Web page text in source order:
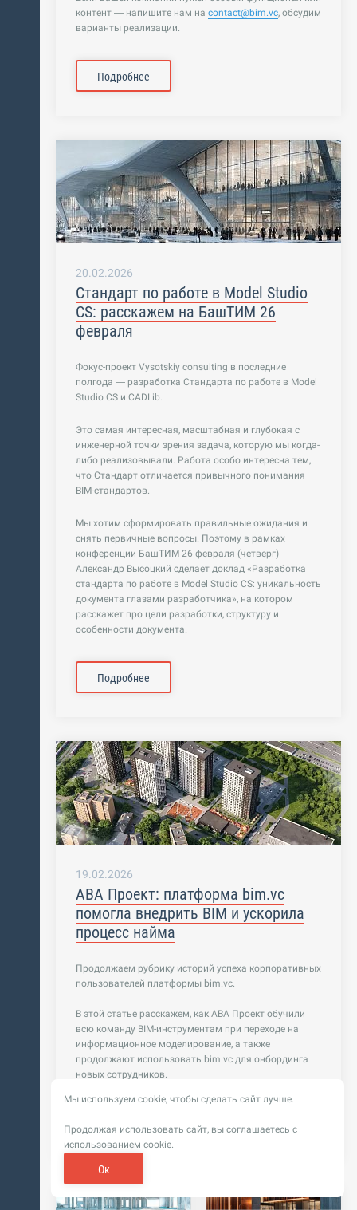
контент — напишите нам на contact@bim.vc, обсудим
варианты реализации.
Подробнее
20.02.2026
Стандарт по работе в Model Studio
CS: расскажем на БашТИМ 26
февраля
Фокус-проект Vysotskiy consulting в последние
полгода — разработка Стандарта по работе в Model
Studio CS и CADLib.
Это самая интересная, масштабная и глубокая с
инженерной точки зрения задача, которую мы когда-
либо реализовывали. Работа особо интересна тем,
что Стандарт отличается привычного понимания
BIM-стандартов.
Мы хотим сформировать правильные ожидания и
снять первичные вопросы. Поэтому в рамках
конференции БашТИМ 26 февраля (четверг)
Александр Высоцкий сделает доклад «Разработка
стандарта по работе в Model Studio CS: уникальность
документа глазами разработчика», на котором
расскажет про цели разработки, структуру и
особенности документа.
Подробнее
19.02.2026
АВА Проект: платформа bim.vc
помогла внедрить BIM и ускорила
процесс найма
Продолжаем рубрику историй успеха корпоративных
пользователей платформы bim.vc.
В этой статье расскажем, как АВА Проект обучили
всю команду BIM-инструментам при переходе на
информационное моделирование, а также
продолжают использовать bim.vc для онбординга
новых сотрудников.
Мы используем cookie, чтобы сделать сайт лучше.
Продолжая использовать сайт, вы соглашаетесь с
использованием cookie.
Ок